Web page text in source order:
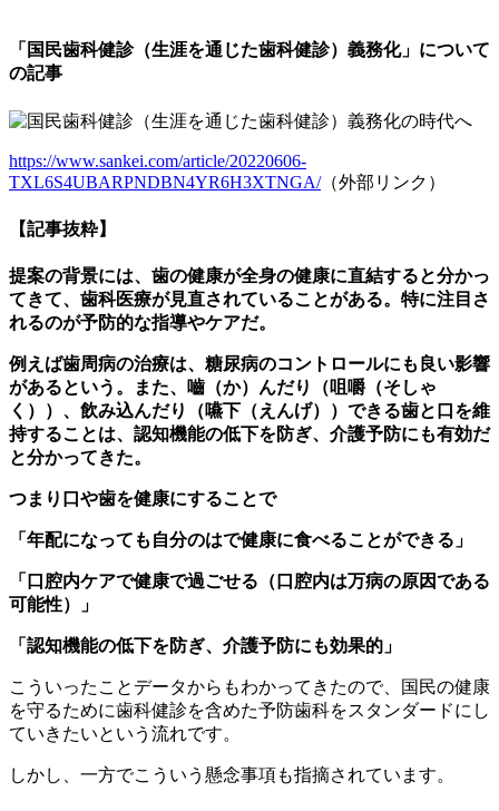
「国民歯科健診（生涯を通じた歯科健診）義務化」について
の記事
https://www.sankei.com/article/20220606-
TXL6S4UBARPNDBN4YR6H3XTNGA/（外部リンク）
【記事抜粋】
提案の背景には、歯の健康が全身の健康に直結すると分かっ
てきて、歯科医療が見直されていることがある。特に注目さ
れるのが予防的な指導やケアだ。
例えば歯周病の治療は、糖尿病のコントロールにも良い影響
があるという。また、嚙（か）んだり（咀嚼（そしゃ
く））、飲み込んだり（嚥下（えんげ））できる歯と口を維
持することは、認知機能の低下を防ぎ、介護予防にも有効だ
と分かってきた。
つまり口や歯を健康にすることで
「年配になっても自分のはで健康に食べることができる」
「口腔内ケアで健康で過ごせる（口腔内は万病の原因である
可能性）」
「認知機能の低下を防ぎ、介護予防にも効果的」
こういったことデータからもわかってきたので、国民の健康
を守るために歯科健診を含めた予防歯科をスタンダードにし
ていきたいという流れです。
しかし、一方でこういう懸念事項も指摘されています。